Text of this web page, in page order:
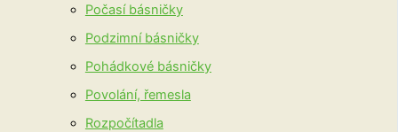
Počasí básničky
Podzimní básničky
Pohádkové básničky
Povolání, řemesla
Rozpočítadla